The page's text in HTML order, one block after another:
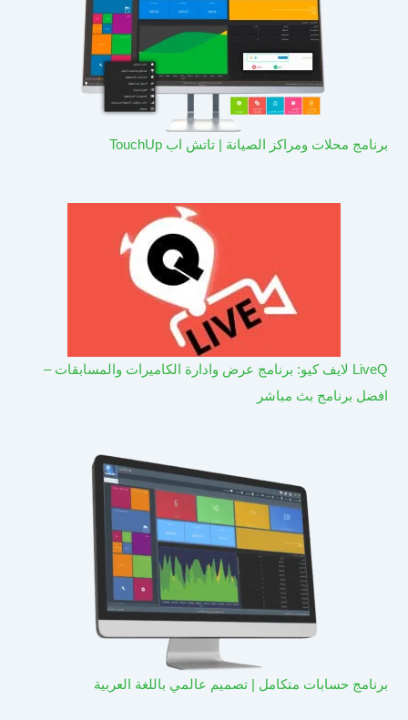
برنامج محلات ومراكز الصيانة | تاتش اب TouchUp
LiveQ لايف كيو: برنامج عرض وادارة الكاميرات والمسابقات –
افضل برنامج بث مباشر
برنامج حسابات متكامل | تصميم عالمي باللغة العربية